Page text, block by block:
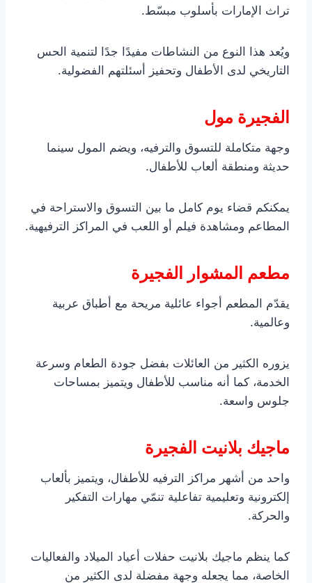
تراث الإمارات بأسلوب مبسّط.
ويُعد هذا النوع من النشاطات مفيدًا جدًا لتنمية الحس
التاريخي لدى الأطفال وتحفيز أسئلتهم الفضولية.
الفجيرة مول
وجهة متكاملة للتسوق والترفيه، ويضم المول سينما
حديثة ومنطقة ألعاب للأطفال.
يمكنكم قضاء يوم كامل ما بين التسوق والاستراحة في
المطاعم ومشاهدة فيلم أو اللعب في المراكز الترفيهية.
مطعم المشوار الفجيرة
يقدّم المطعم أجواء عائلية مريحة مع أطباق عربية
وعالمية.
يزوره الكثير من العائلات بفضل جودة الطعام وسرعة
الخدمة، كما أنه مناسب للأطفال ويتميز بمساحات
جلوس واسعة.
ماجيك بلانيت الفجيرة
واحد من أشهر مراكز الترفيه للأطفال، ويتميز بألعاب
إلكترونية وتعليمية تفاعلية تنمّي مهارات التفكير
والحركة.
كما ينظم ماجيك بلانيت حفلات أعياد الميلاد والفعاليات
الخاصة، مما يجعله وجهة مفضلة لدى الكثير من